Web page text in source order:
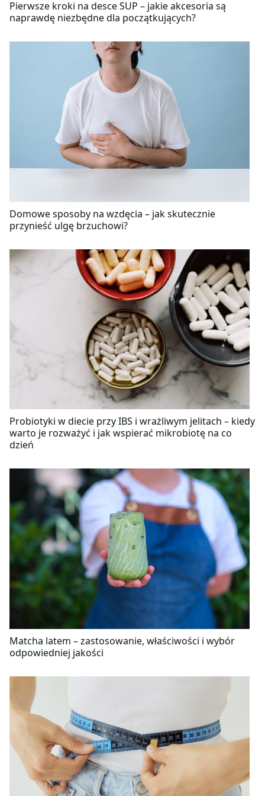
Pierwsze kroki na desce SUP – jakie akcesoria są
naprawdę niezbędne dla początkujących?
Domowe sposoby na wzdęcia – jak skutecznie
przynieść ulgę brzuchowi?
Probiotyki w diecie przy IBS i wrażliwym jelitach – kiedy
warto je rozważyć i jak wspierać mikrobiotę na co
dzień
Matcha latem – zastosowanie, właściwości i wybór
odpowiedniej jakości